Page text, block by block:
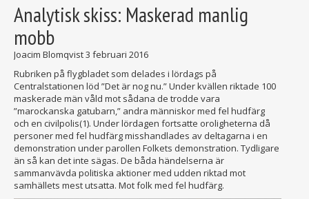
Analytisk skiss: Maskerad manlig
mobb
Joacim Blomqvist3 februari 2016
Rubriken på flygbladet som delades i lördags på
Centralstationen löd ”Det är nog nu.” Under kvällen riktade 100
maskerade män våld mot sådana de trodde vara
”marockanska gatubarn,” andra människor med fel hudfärg
och en civilpolis(1). Under lördagen fortsatte oroligheterna då
personer med fel hudfärg misshandlades av deltagarna i en
demonstration under parollen Folkets demonstration. Tydligare
än så kan det inte sägas. De båda händelserna är
sammanvävda politiska aktioner med udden riktad mot
samhällets mest utsatta. Mot folk med fel hudfärg.